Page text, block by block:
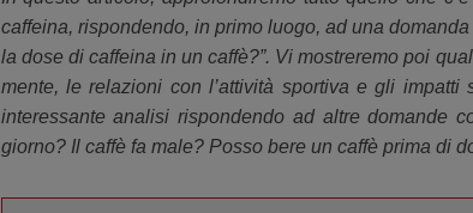
caffeina, rispondendo, in primo luogo, ad una
la dose di caffeina in un caffè?”. Vi mostreremo poi
mente, le relazioni con l’attività sportiva e gli impatti
interessante analisi rispondendo ad altre domande
giorno? Il caffè fa male? Posso bere un caffè prima di